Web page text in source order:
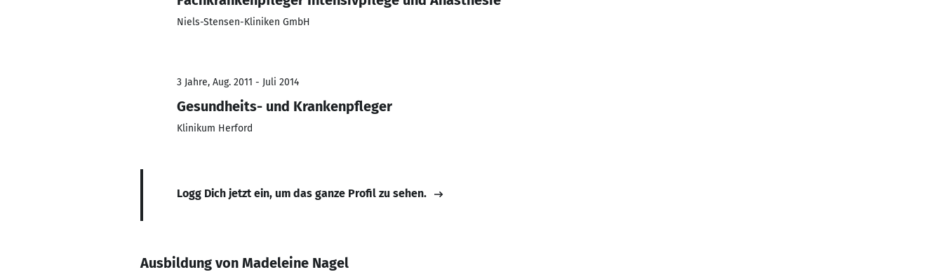
Niels-Stensen-Kliniken GmbH
3 Jahre, Aug. 2011 - Juli 2014
Gesundheits- und Krankenpfleger
Klinikum Herford
Logg Dich jetzt ein, um das ganze Profil zu sehen.
Ausbildung von Madeleine Nagel